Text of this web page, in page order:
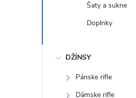
Šaty a sukne
Doplnky
DŽÍNSY
Pánske rifle
Dámske rifle